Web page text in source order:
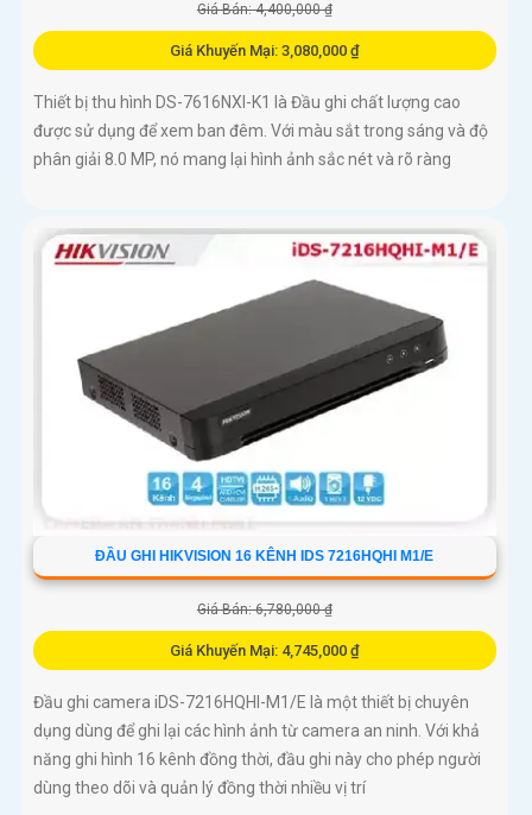
Giá Bán: 4,400,000 ₫
Giá Khuyến Mại: 3,080,000 ₫
Thiết bị thu hình DS-7616NXI-K1 là Đầu ghi chất lượng cao
được sử dụng để xem ban đêm. Với màu sắt trong sáng và độ
phân giải 8.0 MP, nó mang lại hình ảnh sắc nét và rõ ràng
ĐẦU GHI HIKVISION 16 KÊNH IDS 7216HQHI M1/E
Giá Bán: 6,780,000 ₫
Giá Khuyến Mại: 4,745,000 ₫
Đầu ghi camera iDS-7216HQHI-M1/E là một thiết bị chuyên
dụng dùng để ghi lại các hình ảnh từ camera an ninh. Với khả
năng ghi hình 16 kênh đồng thời, đầu ghi này cho phép người
dùng theo dõi và quản lý đồng thời nhiều vị trí